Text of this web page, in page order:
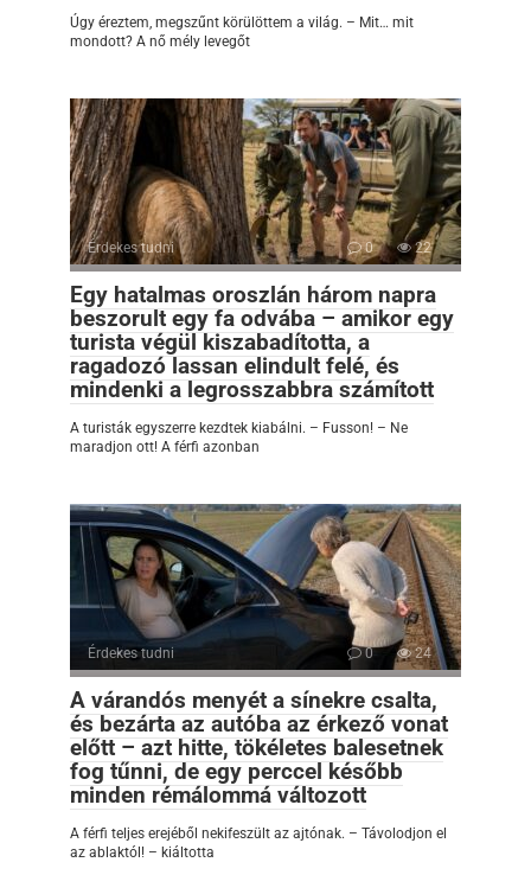
Úgy éreztem, megszűnt körülöttem a világ. – Mit… mit
mondott? A nő mély levegőt
Érdekes tudni 0 22
Egy hatalmas oroszlán három napra
beszorult egy fa odvába – amikor egy
turista végül kiszabadította, a
ragadozó lassan elindult felé, és
mindenki a legrosszabbra számított
A turisták egyszerre kezdtek kiabálni. – Fusson! – Ne
maradjon ott! A férfi azonban
Érdekes tudni 0 24
A várandós menyét a sínekre csalta,
és bezárta az autóba az érkező vonat
előtt – azt hitte, tökéletes balesetnek
fog tűnni, de egy perccel később
minden rémálommá változott
A férfi teljes erejéből nekifeszült az ajtónak. – Távolodjon el
az ablaktól! – kiáltotta